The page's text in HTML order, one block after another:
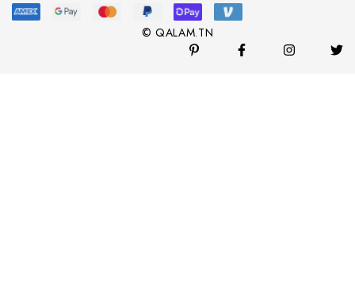
© QALAM.TN